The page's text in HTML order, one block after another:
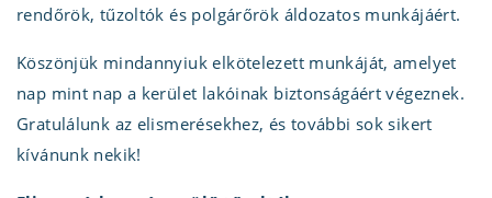
rendőrök, tűzoltók és polgárőrök áldozatos munkájáért.
Köszönjük mindannyiuk elkötelezett munkáját, amelyet
nap mint nap a kerület lakóinak biztonságáért végeznek.
Gratulálunk az elismerésekhez, és további sok sikert
kívánunk nekik!